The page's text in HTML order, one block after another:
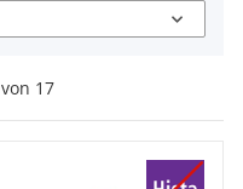
von 17